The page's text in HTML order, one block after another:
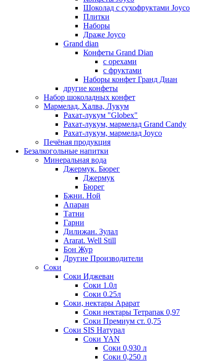
Шоколад с сухофруктами Joyco
Плитки
Наборы
Драже Joyco
Grand dian
Конфеты Grand Dian
с орехами
с фруктами
Наборы конфет Гранд Диан
другие конфеты
Набор шоколадных конфет
Мармелад, Халва, Лукум
Рахат-лукум "Globex"
Рахат-лукум, мармелад Grand Candy
Рахат-лукум, мармелад Joyco
Печёная продукция
Безалкогольные напитки
Минеральная вода
Джермук. Бюрег
Джермук
Бюрег
Бжни. Ной
Апаран
Татни
Гарни
Дилижан. Зулал
Ararat. Well Still
Бон Жур
Другие Производители
Соки
Соки Иджеван
Соки 1.0л
Соки 0.25л
Соки, нектары Арарат
Соки нектары Тетрапак 0,97
Соки Премиум ст. 0,75
Соки SIS Натурал
Соки YAN
Соки 0,930 л
Соки 0,250 л